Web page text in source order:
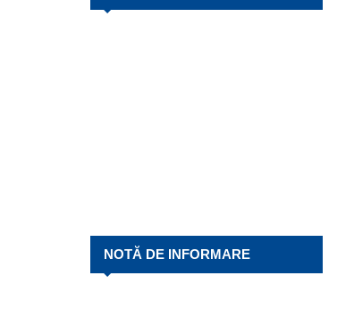
NOTĂ DE INFORMARE